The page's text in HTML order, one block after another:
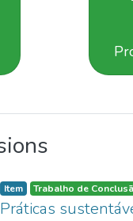
Item Trabalho de
Práticas